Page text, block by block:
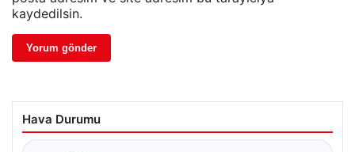
kaydedilsin.
Hava Durumu